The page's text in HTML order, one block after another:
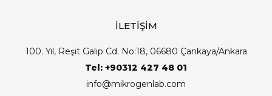
İLETİŞİM
100. Yıl, Reşit Galip Cd. No:18, 06680 Çankaya/Ankara
Tel: +90312 427 48 01
info@mikrogenlab.com